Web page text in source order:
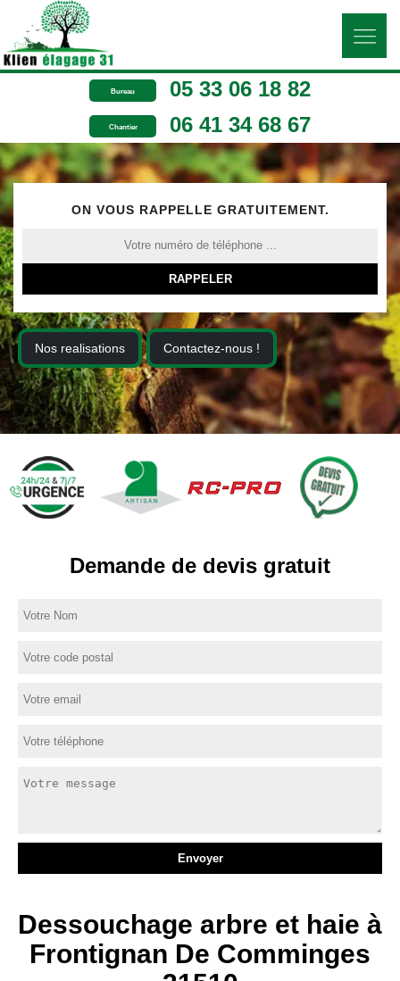
Bureau 05 33 06 18 82
Chantier 06 41 34 68 67
ON VOUS RAPPELLE GRATUITEMENT.
Nos realisations Contactez-nous !
Demande de devis gratuit
Dessouchage arbre et haie à
Frontignan De Comminges